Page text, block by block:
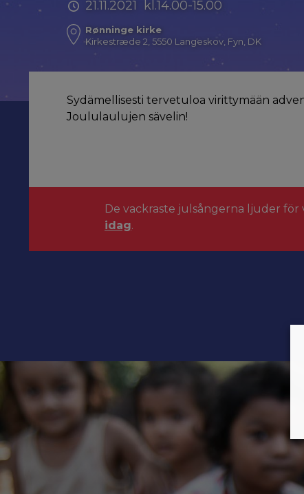
21.11.2021 kl.14.00-15.00
Rønninge kirke
Kirkestræde 2, 5550 Langeskov, Fyn, DK
Sydämellisesti tervetuloa virittymään
Joululaulujen sävelin!
De vackraste julsångerna ljuder för
idag.